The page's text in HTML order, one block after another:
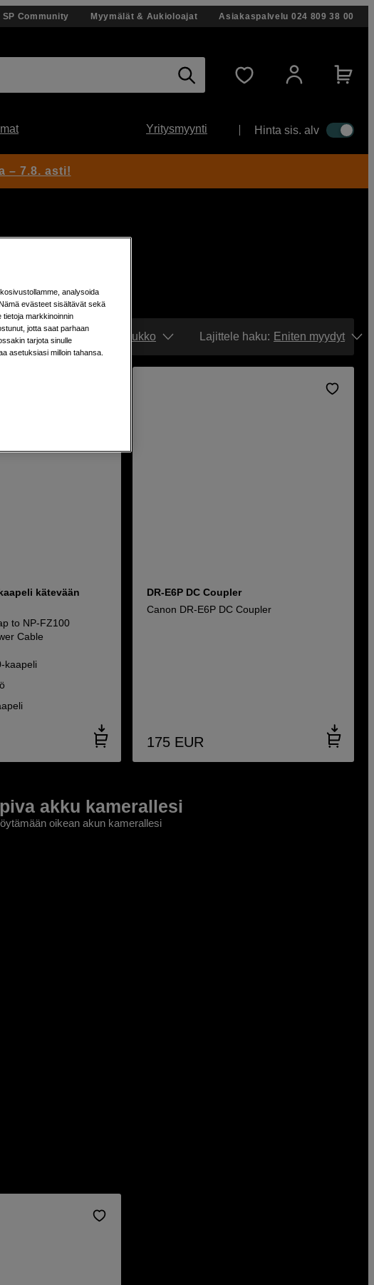
SP Community Myymälät & Aukioloajat Asiakaspalvelu 024 809 38 00
Yritysmyynti Hinta sis. alv
Näytä: Ruudukko Lajittele haku: Eniten myydyt
kätevään
to NP-FZ100
Cable
kaapeli
DR-E6P DC Coupler
Canon DR-E6P DC Coupler
175 EUR
akku kamerallesi
oikean akun kamerallesi
– 7.8. asti!
analysoida
evästeet sisältävät sekä
tietoja markkinoinnin
jotta saat parhaan
tarjota sinulle
asetuksiasi milloin tahansa.